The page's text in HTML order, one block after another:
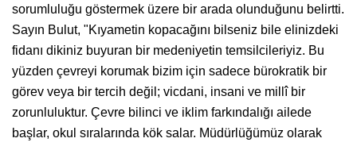
sorumluluğu göstermek üzere bir arada olunduğunu belirtti.
Sayın Bulut, "Kıyametin kopacağını bilseniz bile elinizdeki
fidanı dikiniz buyuran bir medeniyetin temsilcileriyiz. Bu
yüzden çevreyi korumak bizim için sadece bürokratik bir
görev veya bir tercih değil; vicdani, insani ve millî bir
zorunluluktur. Çevre bilinci ve iklim farkındalığı ailede
başlar, okul sıralarında kök salar. Müdürlüğümüz olarak